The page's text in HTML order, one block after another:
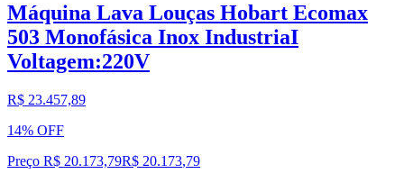
Máquina Lava Louças Hobart Ecomax
503 Monofásica Inox IndustriaI
Voltagem:220V
R$ 23.457,89
14% OFF
Preço R$ 20.173,79R$ 20.173,79